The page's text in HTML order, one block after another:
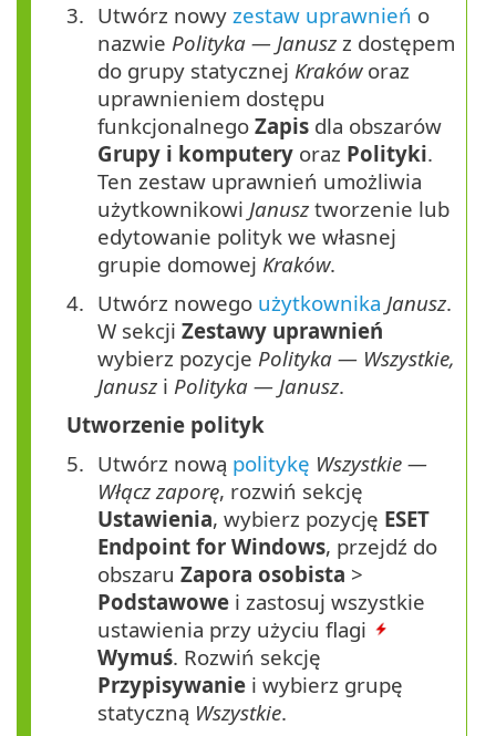
Utwórz nowy zestaw uprawnień o
nazwie Polityka — Janusz z dostępem
do grupy statycznej Krakóworaz
uprawnieniem dostępu
funkcjonalnego Zapis dla obszarów
Grupy i komputery oraz Polityki.
Ten zestaw uprawnień umożliwia
użytkownikowi Janusz tworzenie lub
edytowanie polityk we własnej
grupie domowej Kraków.
Utwórz nowego użytkownika Janusz.
W sekcji Zestawy uprawnień
wybierz pozycje Polityka — Wszystkie,
Janusz i Polityka — Janusz.
Utworzenie polityk
Utwórz nową politykę Wszystkie —
Włącz zaporę, rozwiń sekcję
Ustawienia, wybierz pozycję ESET
Endpoint for Windows, przejdź do
obszaru Zapora osobista >
Podstawowe i zastosuj wszystkie
ustawienia przy użyciu flagi
Wymuś. Rozwiń sekcję
Przypisywanie i wybierz grupę
statyczną Wszystkie.